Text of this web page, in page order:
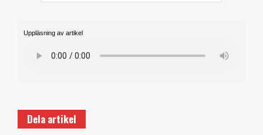
Uppläsning av artikel
Dela artikel